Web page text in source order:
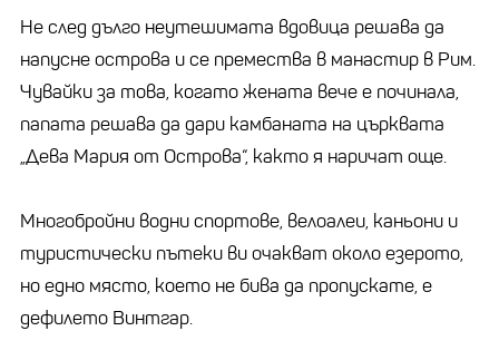
Не след дълго неутешимата вдовица решава да
напусне острова и се премества в манастир в Рим.
Чувайки за това, когато жената вече е починала,
папата решава да дари камбаната на църквата
„Дева Мария от Острова“, както я наричат ​​още.
Многобройни водни спортове, велоалеи, каньони и
туристически пътеки ви очакват около езерото,
но едно място, което не бива да пропускате, е
дефилето Винтгар.